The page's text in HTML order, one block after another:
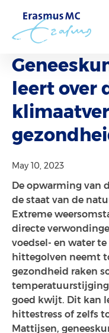
leert over
May 10, 2023
De opwarming van
de staat van de
Extreme
directe
voedsel- en water
hittegolven neemt
gezondheid ​raken​
goed kwijt. Dit kan
hittestress of zelfs
Mattijsen,